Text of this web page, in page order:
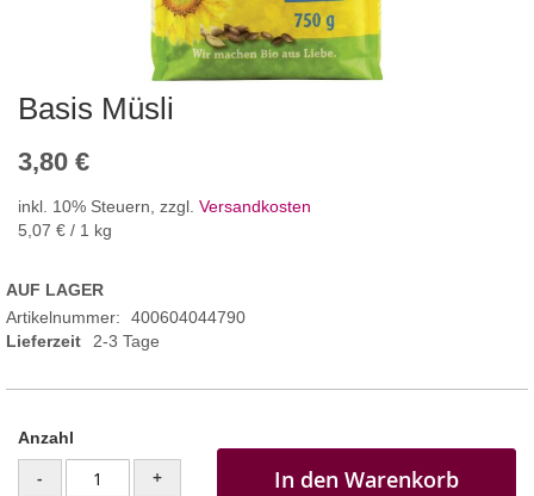
Basis Müsli
3,80 €
inkl. 10% Steuern, zzgl. Versandkosten
5,07 € / 1 kg
AUF LAGER
Artikelnummer
400604044790
Lieferzeit
2-3 Tage
Anzahl
- + In den Warenkorb